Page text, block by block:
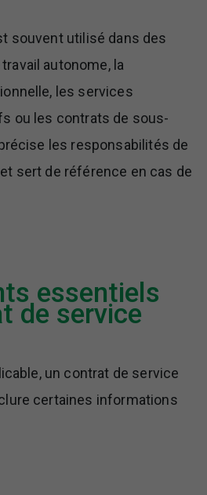
souvent utilisé dans des
autonome, la
les services
ou les contrats de sous-
les responsabilités de
sert de référence en cas de
essentiels
de service
un contrat de service
certaines informations